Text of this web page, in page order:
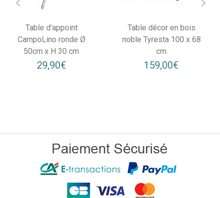
Table d’appoint
CampoLino ronde Ø
50cm x H 30 cm
29,90€
Table décor en bois
noble Tyresta 100 x 68
cm
159,00€